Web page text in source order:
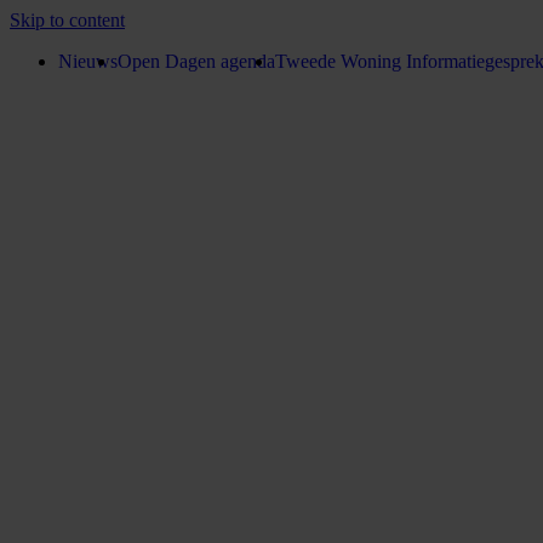
Skip to content
NieuwsOpen Dagen agendaTweede Woning Informatiegesprek